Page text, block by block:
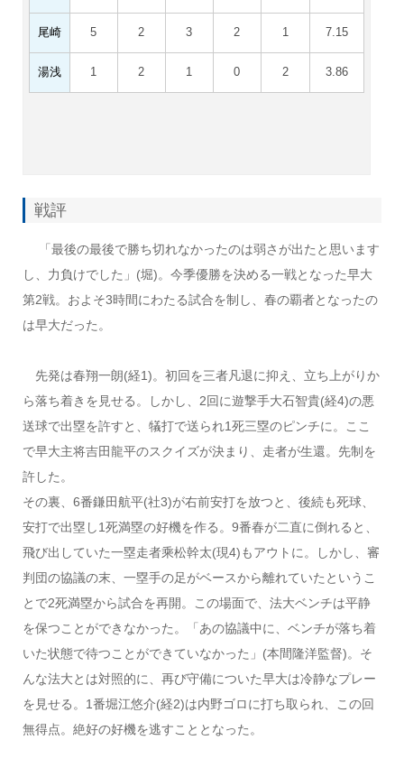
尾崎 5 2 3 2 1 7.15
湯浅 1 2 1 0 2 3.86
戦評
「最後の最後で勝ち切れなかったのは弱さが出たと思います
し、力負けでした」(堀)。今季優勝を決める一戦となった早大
第2戦。およそ3時間にわたる試合を制し、春の覇者となったの
は早大だった。
先発は春翔一朗(経1)。初回を三者凡退に抑え、立ち上がりか
ら落ち着きを見せる。しかし、2回に遊撃手大石智貴(経4)の悪
送球で出塁を許すと、犠打で送られ1死三塁のピンチに。ここ
で早大主将吉田龍平のスクイズが決まり、走者が生還。先制を
許した。
その裏、6番鎌田航平(社3)が右前安打を放つと、後続も死球、
安打で出塁し1死満塁の好機を作る。9番春が二直に倒れると、
飛び出していた一塁走者乘松幹太(現4)もアウトに。しかし、審
判団の協議の末、一塁手の足がベースから離れていたというこ
とで2死満塁から試合を再開。この場面で、法大ベンチは平静
を保つことができなかった。「あの協議中に、ベンチが落ち着
いた状態で待つことができていなかった」(本間隆洋監督)。そ
んな法大とは対照的に、再び守備についた早大は冷静なプレー
を見せる。1番堀江悠介(経2)は内野ゴロに打ち取られ、この回
無得点。絶好の好機を逃すこととなった。